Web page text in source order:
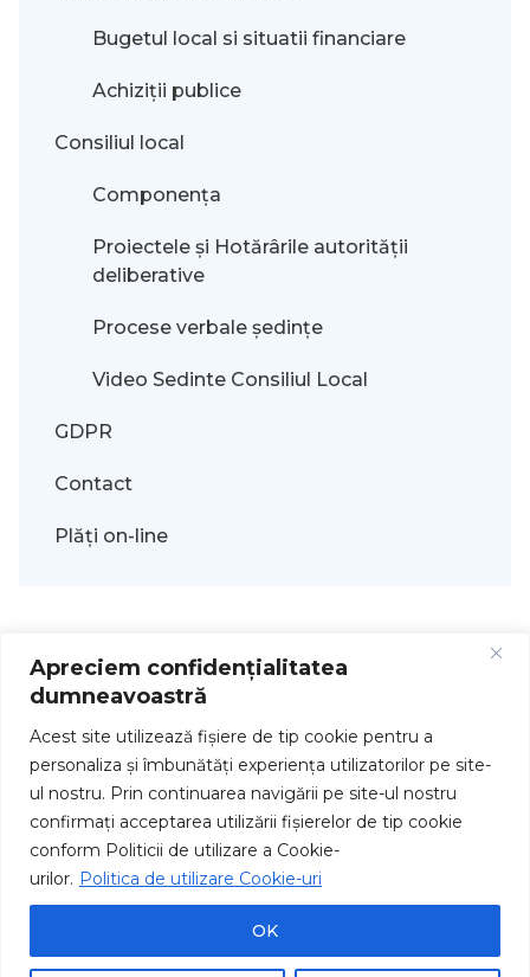
Apreciem confidențialitatea
dumneavoastră
Acest site utilizează fişiere de tip cookie pentru a
personaliza și îmbunătăți experiența utilizatorilor pe site-
ul nostru. Prin continuarea navigării pe site-ul nostru
confirmați acceptarea utilizării fişierelor de tip cookie
conform Politicii de utilizare a Cookie-
urilor. Politica de utilizare Cookie-uri
OK
Bugetul local si situatii financiare
Achiziții publice
Consiliul local
Componența
Proiectele și Hotărârile autorității
deliberative
Procese verbale ședințe
Video Sedinte Consiliul Local
GDPR
Contact
Plăți on-line
Drepturi de autor © 2026